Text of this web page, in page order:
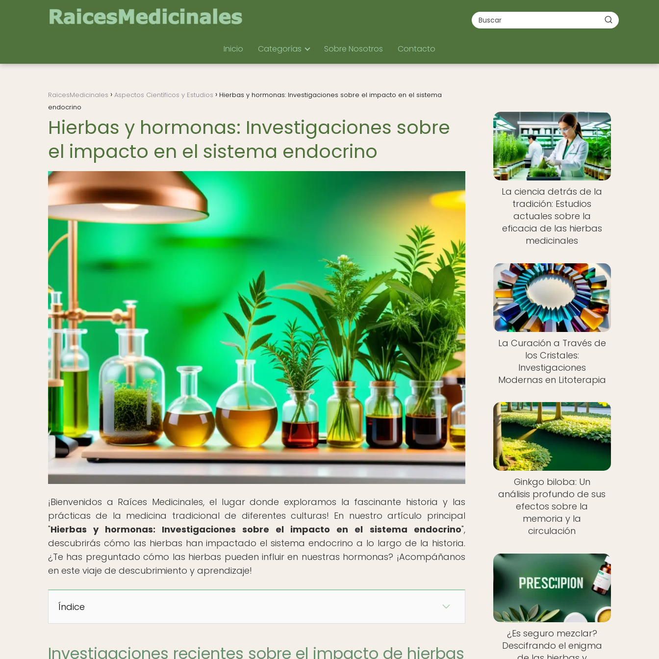
Inicio Categorías Sobre Nosotros Contacto
RaicesMedicinales Aspectos Científicos y Estudios
Hierbas y hormonas: Investigaciones sobre el impacto en el sistema
endocrino
Hierbas y hormonas: Investigaciones sobre
el impacto en el sistema endocrino
¡Bienvenidos a Raíces Medicinales, el lugar donde exploramos la fascinante historia y las
prácticas de la medicina tradicional de diferentes culturas! En nuestro artículo principal
"Hierbas y hormonas: Investigaciones sobre el impacto en el sistema endocrino",
descubrirás cómo las hierbas han impactado el sistema endocrino a lo largo de la historia.
¿Te has preguntado cómo las hierbas pueden influir en nuestras hormonas? ¡Acompáñanos
en este viaje de descubrimiento y aprendizaje!
Índice
Investigaciones recientes sobre el impacto de hierbas
La ciencia detrás de la
tradición: Estudios
actuales sobre la
eficacia de las hierbas
medicinales
La Curación a Través de
los Cristales:
Investigaciones
Modernas en Litoterapia
Ginkgo biloba: Un
análisis profundo de sus
efectos sobre la
memoria y la
circulación
¿Es seguro mezclar?
Descifrando el enigma